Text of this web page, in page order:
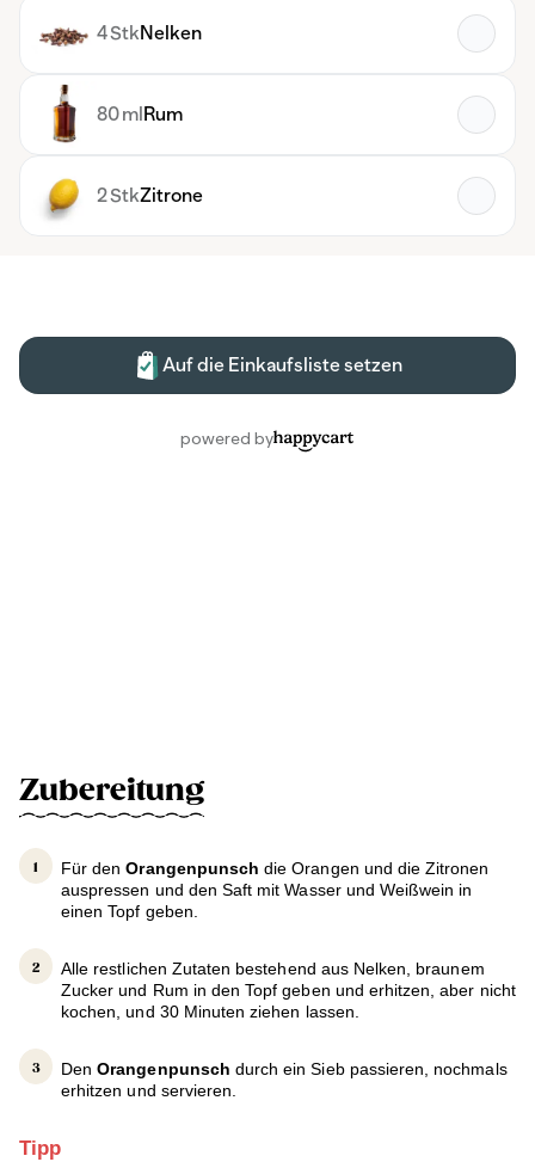
Zubereitung
Für denOrangenpunschdie Orangen und die Zitronen
auspressen und den Saft mit Wasser und Weißwein in
einen Topf geben.
Alle restlichen Zutaten bestehend aus Nelken, braunem
Zucker und Rum in den Topf geben und erhitzen, aber nicht
kochen, und 30 Minuten ziehen lassen.
DenOrangenpunsch durch ein Sieb passieren, nochmals
erhitzen und servieren.
Tipp